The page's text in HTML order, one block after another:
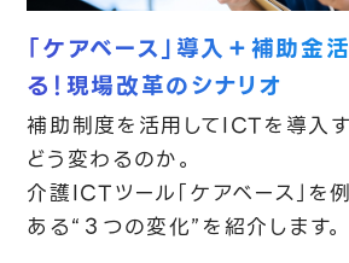
「ケアベース」導入＋補助金
る！現場改革のシナリオ
補助制度を活用してICTを導入
どう変わるのか。
介護ICTツール「ケアベース」を
ある“３つの変化”を紹介します。